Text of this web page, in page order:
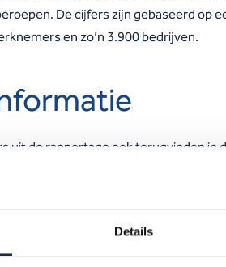
Details
De cijfers zijn gebaseerd op
en zo’n 3.900 bedrijven.
uit de rapportage ook terugvinden in
van de werknemersenquête –